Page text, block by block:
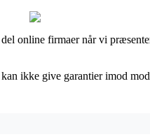
online firmaer når vi
ikke give garantier imod